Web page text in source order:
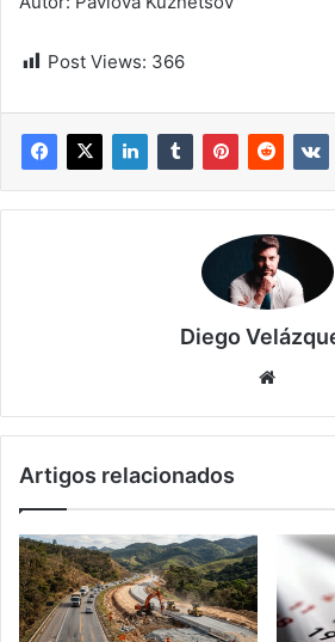
Post Views: 366
Diego
Artigos relacionados